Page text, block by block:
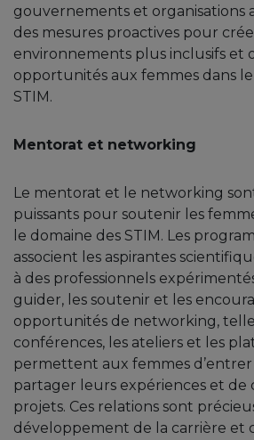
gouvernements et organisations
des mesures proactives pour
environnements plus inclusifs et
opportunités aux femmes dans
STIM.
Mentorat et networking
Le mentorat et le networking
puissants pour soutenir les
le domaine des STIM. Les
associent les aspirantes
à des professionnels
guider, les soutenir et les
opportunités de networking,
conférences, les ateliers et les
permettent aux femmes
partager leurs expériences et de
projets. Ces relations sont
développement de la carrière et